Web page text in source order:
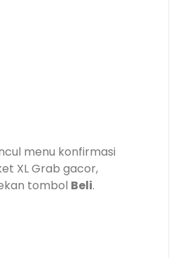
menu konfirmasi
XL Grab gacor,
tombol Beli.